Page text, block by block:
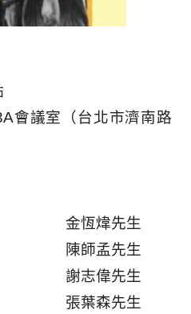
會議室（台北市濟南路
家 金恆煒先生
授 陳師孟先生
謝志偉先生
張葉森先生